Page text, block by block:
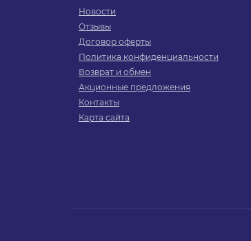
Новости
Отзывы
Договор оферты
Политика конфиденциальности
Возврат и обмен
Акционные предложения
Контакты
Карта сайта